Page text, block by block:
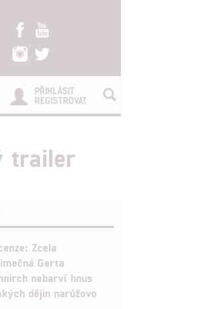
PŘIHLÁSIT
REGISTROVAT
trailer
Zcela
Gerta
nebarví hnus
dějin narůžovo